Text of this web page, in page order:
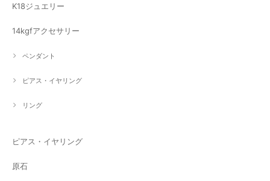
K18ジュエリー
14kgfアクセサリー
ペンダント
ピアス・イヤリング
リング
ピアス・イヤリング
原石